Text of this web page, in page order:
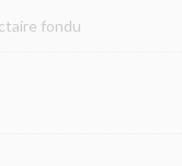
fondu